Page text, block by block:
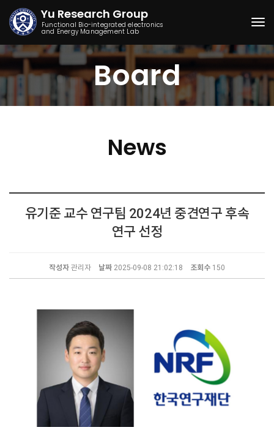
Yu Research Group
Functional Bio-integrated electronics
and Energy Management Lab
Board
News
유기준 교수 연구팀 2024년 중견연구 후속
연구 선정
작성자 관리자 날짜 2025-09-08 21:02:18 조회수 150